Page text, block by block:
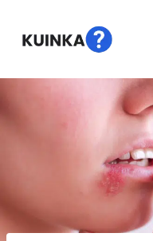
sisältöön